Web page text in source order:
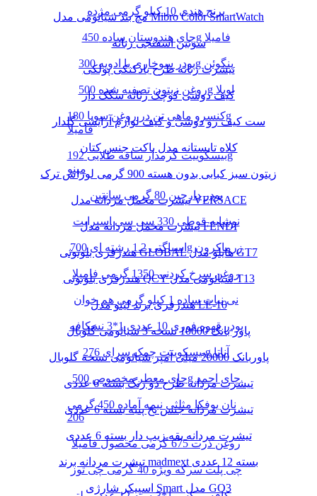
برنج هندی 10 کیلو گرمی مژده
چای هندوستان ساده 450g فامیلا
پودر سوخاری با ادویه 300g پنگوئن
روغن زیتون تصفیه شده 500g اویلا
کنسرو ماهی تن در روغن سویا 180g
فامیلا
بیسکوییت کرمدار ساقه طلایی 192g
مینو
پودر دارچین 80 گرمی سانتین
نوشابه قوطی 330 سی سی اسپرایت
اسپاگتی 1.2 رشته ای 700g زرماکرون
روغن سرخ کردنی 1350 گرمی فامیلا
نی نبات ساده 1 کیلو گرمی هم خوان
پودر قهوه فوری 10 عددی 1*3 نسکافه
بیسکوییت چمک سرای 276g آناتا
چای معطر مخصوص 500g چای احمد
نان یوفکا مثلثی نیمه آماده 450 گرمی
206
روغن ذرت 675 گرمی محصول فامیلا
چی پلت سرکه ویژه 40 گرمی چی توز
مچ بند شیائومی مدل Mibro Color SmartWatch
سوتین اسفنجی زنانه
تیشرت زنانه طرح بادکنکی پولکی
کیف دوشی کوچک زنانه سگک دار
ست کیف رو دوشی و کیف لوازم آرایشی گلدار
کلاه تابستانه مدل باکت جنس کتان
زیتون سبز کبابی بدون هسته 900 گرمی لوراس ترک
تیشرت مخمل مردانه مدل VERSACE
تیشرت مخمل مردانه مدل FENDI
هندزفری بلوتوثی GLOBAL هایلو مدل GT7
هندزفری بلوتوثی QCY شیائومی مدل T13
هندزفری برند لیتو مدل LE-10
پاور بانک 10000 نسخه 3 شیائومی گلوبال
پاوربانک 20000 میلی آمپر شیائومی نسخه گلوبال
تیشرت مردانه طرح دو رنگ بسته 6 عددی
تیشرت مردانه جنس نخ پنبه بسته 6 عددی
تیشرت مردانه یقه زیپ دار بسته 6 عددی
تیشرت مردانه برند madmext بسته 12 عددی
اسپیکر شارژی Smart مدل GO3